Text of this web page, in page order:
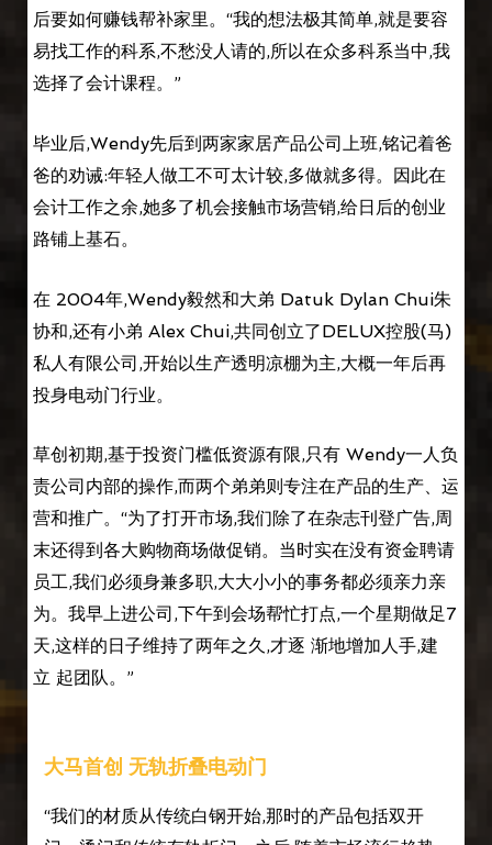
后要如何赚钱帮补家里。“我的想法极其简单,就是要容
易找工作的科系,不愁没人请的,所以在众多科系当中,我
选择了会计课程。”
毕业后,Wendy先后到两家家居产品公司上班,铭记着爸
爸的劝诫:年轻人做工不可太计较,多做就多得。因此在
会计工作之余,她多了机会接触市场营销,给日后的创业
路铺上基石。
在 2004年,Wendy毅然和大弟 Datuk Dylan Chui朱
协和,还有小弟 Alex Chui,共同创立了DELUX控股(马)
私人有限公司,开始以生产透明凉棚为主,大概一年后再
投身电动门行业。
草创初期,基于投资门槛低资源有限,只有 Wendy一人负
责公司内部的操作,而两个弟弟则专注在产品的生产、运
营和推广。“为了打开市场,我们除了在杂志刊登广告,周
末还得到各大购物商场做促销。当时实在没有资金聘请
员工,我们必须身兼多职,大大小小的事务都必须亲力亲
为。我早上进公司,下午到会场帮忙打点,一个星期做足7
天,这样的日子维持了两年之久,才逐 渐地增加人手,建
立 起团队。”
大马首创 无轨折叠电动门
“我们的材质从传统白钢开始,那时的产品包括双开